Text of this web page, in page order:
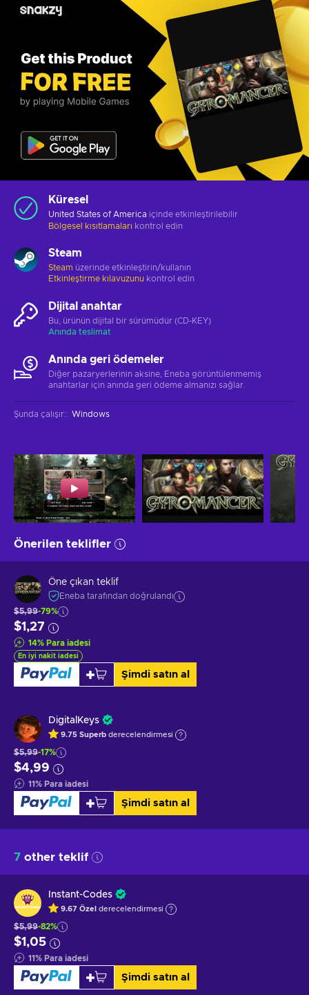
Küresel
United States of America içinde etkinleştirilebilir
Bölgesel kısıtlamaları kontrol edin
Steam
Steam üzerinde etkinleştirin/kullanın
Etkinleştirme kılavuzunu kontrol edin
Dijital anahtar
Bu, ürünün dijital bir sürümüdür (CD-KEY)
Anında teslimat
Anında geri ödemeler
Diğer pazaryerlerinin aksine, Eneba görüntülenmemiş
anahtarlar için anında geri ödeme almanızı sağlar.
Şunda çalışır:: Windows
Önerilen teklifler
Öne çıkan teklif
Eneba tarafından doğrulandı
$5,99-79%
$1,27
14% Para iadesi
En iyi nakit iadesi
Şimdi satın al
DigitalKeys
9.75 Superb derecelendirmesi
$5,99-17%
$4,99
11% Para iadesi
Şimdi satın al
7 other teklif
Instant-Codes
9.67 Özel derecelendirmesi
$5,99-82%
$1,05
11% Para iadesi
Şimdi satın al